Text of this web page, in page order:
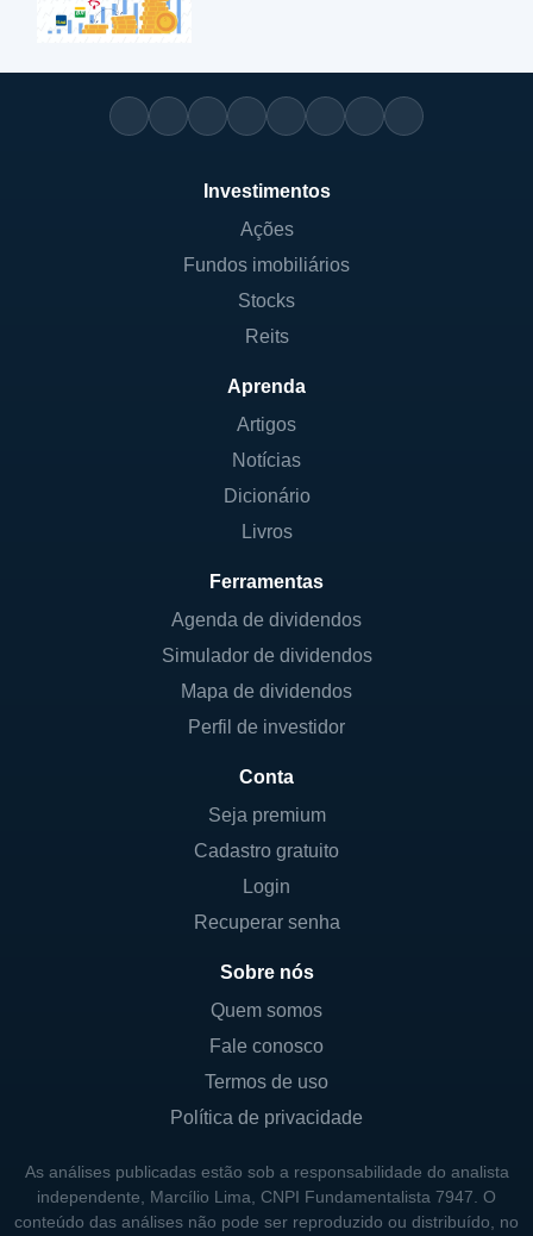
Investimentos
Ações
Fundos imobiliários
Stocks
Reits
Aprenda
Artigos
Notícias
Dicionário
Livros
Ferramentas
Agenda de dividendos
Simulador de dividendos
Mapa de dividendos
Perfil de investidor
Conta
Seja premium
Cadastro gratuito
Login
Recuperar senha
Sobre nós
Quem somos
Fale conosco
Termos de uso
Política de privacidade
As análises publicadas estão sob a responsabilidade do analista
independente, Marcílio Lima, CNPI Fundamentalista 7947. O
conteúdo das análises não pode ser reproduzido ou distribuído, no